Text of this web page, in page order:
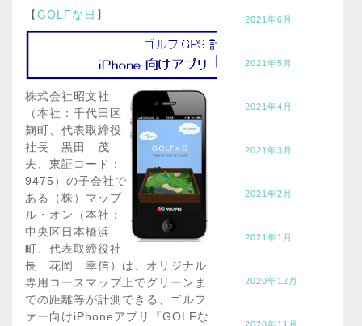
【GOLFな日 】
株式会社昭文社
（本社：千代田区
麹町、代表取締役
社長 黒田 茂
夫、東証コード：
9475）の子会社で
ある（株）マップ
ル・オン（本社：
中央区日本橋浜
町、代表取締役社
長 花岡 幸信）は、オリジナル
専用コースマップ上でグリーンま
での距離等が計測できる、ゴルフ
ァー向けiPhoneアプリ『GOLFな
2021年6月
2021年5月
2021年4月
2021年3月
2021年2月
2021年1月
2020年12月